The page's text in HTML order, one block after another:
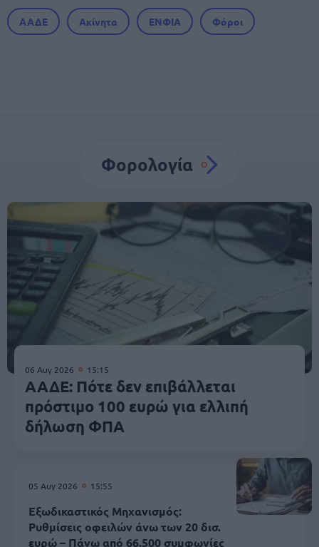
ΑΑΔΕ Ακίνητα ΕΝΦΙΑ Φόροι
Φορολογία
06 Αυγ 2026 15:15
ΑΑΔΕ: Πότε δεν επιβάλλεται
πρόστιμο 100 ευρώ για ελλιπή
δήλωση ΦΠΑ
05 Αυγ 2026 15:55
Εξωδικαστικός Μηχανισμός:
Ρυθμίσεις οφειλών άνω των 20 δισ.
ευρώ – Πάνω από 66.500 συμφωνίες